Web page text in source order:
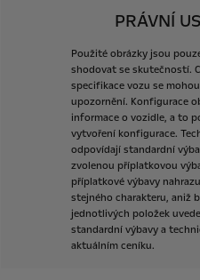
PRÁVNÍ
Použité obrázky jsou
shodovat se skutečností.
specifikace vozu se mohou
upozornění. Konfigurace
informace o vozidle, a to
vytvoření konfigurace.
odpovídají standardní
zvolenou příplatkovou
příplatkové výbavy
stejného charakteru, aniž
jednotlivých položek
standardní výbavy a
aktuálním ceníku.